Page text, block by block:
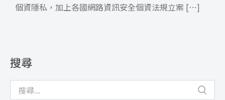
個資隱私，加上各國網路資訊安全個資法規立案 […]
搜尋